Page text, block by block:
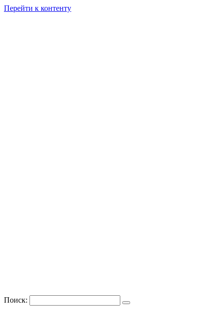
Перейти к контенту
Поиск: